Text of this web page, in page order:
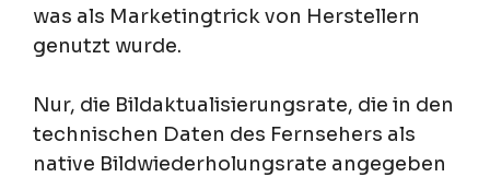
was als Marketingtrick von Herstellern
genutzt wurde.
Nur, die Bildaktualisierungsrate, die in den
technischen Daten des Fernsehers als
native Bildwiederholungsrate angegeben